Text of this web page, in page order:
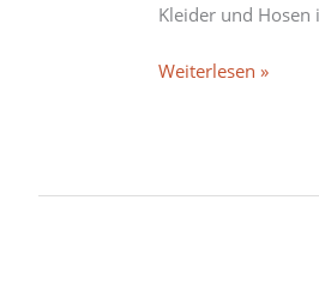
Kleider und Hosen
Weiterlesen »